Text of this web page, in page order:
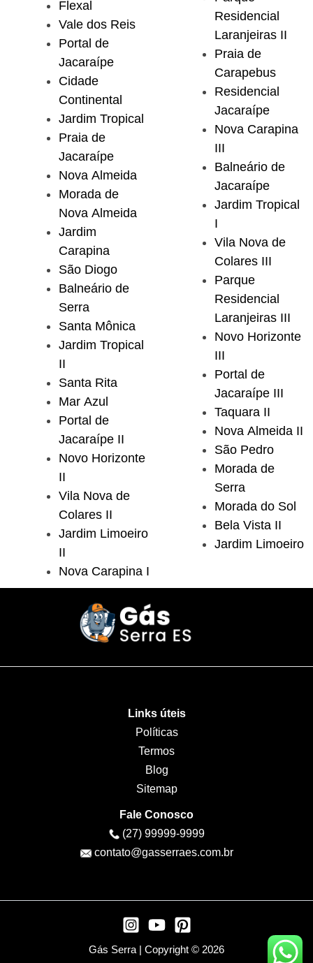
Flexal
Vale dos Reis
Portal de
Jacaraípe
Cidade
Continental
Jardim Tropical
Praia de
Jacaraípe
Nova Almeida
Morada de
Nova Almeida
Jardim
Carapina
São Diogo
Balneário de
Serra
Santa Mônica
Jardim Tropical
II
Santa Rita
Mar Azul
Portal de
Jacaraípe II
Novo Horizonte
II
Vila Nova de
Colares II
Jardim Limoeiro
II
Nova Carapina I
Residencial
Laranjeiras II
Praia de
Carapebus
Residencial
Jacaraípe
Nova Carapina
III
Balneário de
Jacaraípe
Jardim Tropical
I
Vila Nova de
Colares III
Parque
Residencial
Laranjeiras III
Novo Horizonte
III
Portal de
Jacaraípe III
Taquara II
Nova Almeida II
São Pedro
Morada de
Serra
Morada do Sol
Bela Vista II
Jardim Limoeiro
Links úteis
Políticas
Termos
Blog
Sitemap
Fale Conosco
(27) 99999-9999
contato@gasserraes.com.br
Gás Serra | Copyright © 2026